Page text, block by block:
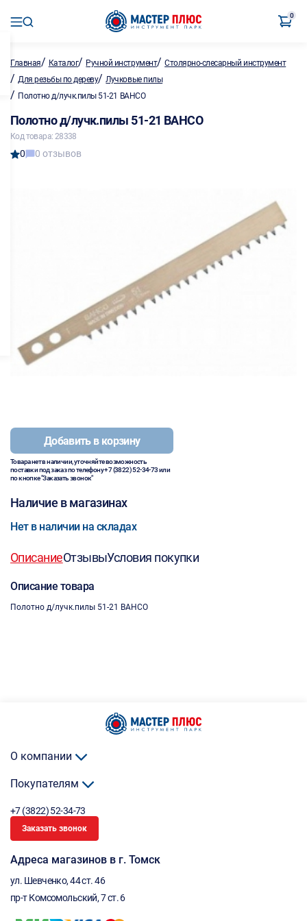
0
Главная/ Каталог/ Ручной инструмент/Столярно-слесарный инструмент
/ Для резьбы по дереву/Лучковые пилы
/ Полотно д/лучк.пилы 51-21 BAHCO
Полотно д/лучк.пилы 51-21 BAHCO
Код товара: 28338
0 0 отзывов
Добавить в корзину
Товара нет в наличии, уточняйте возможность
поставки под заказ по телефону+7 (3822) 52-34-73или
по кнопке "Заказать звонок"
Наличие в магазинах
Нет в наличии на складах
ОписаниеОтзывыУсловия покупки
Описание товара
Полотно д/лучк.пилы 51-21 BAHCO
О компании
Покупателям
+7 (3822) 52-34-73
Заказать звонок
Адреса магазинов в г. Томск
ул. Шевченко, 44 ст. 46
пр-т Комсомольский, 7 ст. 6